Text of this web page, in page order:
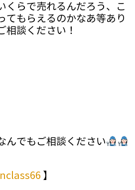
くらで売れるんだろう、こ
てもらえるのかなあ等あり
相談ください！
んでもご相談ください
】